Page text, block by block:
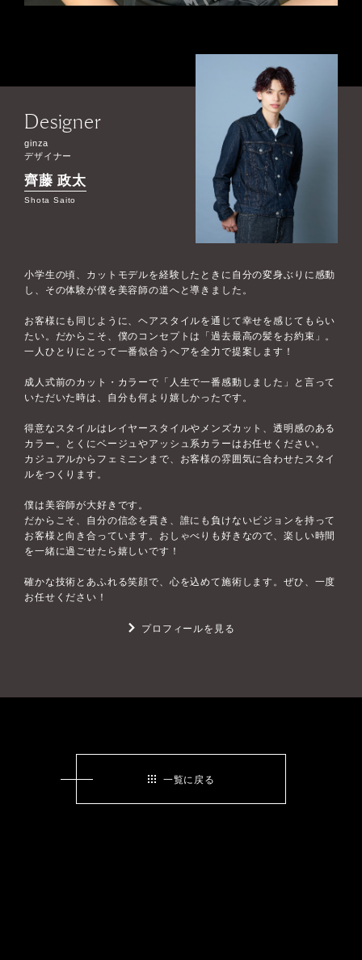
Designer
ginza
デザイナー
齊藤 政太
Shota Saito
小学生の頃、カットモデルを経験したときに自分の変身ぶりに感動
し、その体験が僕を美容師の道へと導きました。
お客様にも同じように、ヘアスタイルを通じて幸せを感じてもらい
たい。だからこそ、僕のコンセプトは「過去最高の髪をお約束」。
一人ひとりにとって一番似合うヘアを全力で提案します！
成人式前のカット・カラーで「人生で一番感動しました」と言って
いただいた時は、自分も何より嬉しかったです。
得意なスタイルはレイヤースタイルやメンズカット、透明感のある
カラー。とくにベージュやアッシュ系カラーはお任せください。
カジュアルからフェミニンまで、お客様の雰囲気に合わせたスタイ
ルをつくります。
僕は美容師が大好きです。
だからこそ、自分の信念を貫き、誰にも負けないビジョンを持って
お客様と向き合っています。おしゃべりも好きなので、楽しい時間
を一緒に過ごせたら嬉しいです！
確かな技術とあふれる笑顔で、心を込めて施術します。ぜひ、一度
お任せください！
プロフィールを見る
一覧に戻る